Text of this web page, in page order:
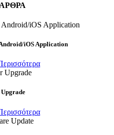
iOS Application